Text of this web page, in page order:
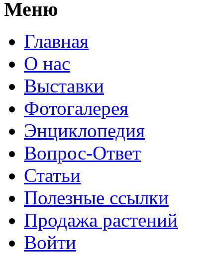
Меню
Главная
О нас
Выставки
Фотогалерея
Энциклопедия
Вопрос-Ответ
Статьи
Полезные ссылки
Продажа растений
Войти